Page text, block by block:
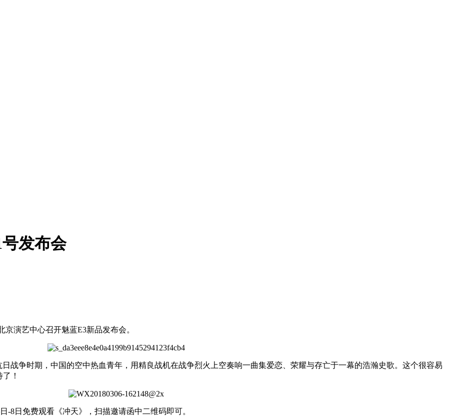
发布会
演艺中心召开魅蓝E3新品发布会。
战争时期，中国的空中热血青年，用精良战机在战争烈火上空奏响一曲集爱恋、荣耀与存亡于一幕的浩瀚史歌。这个很容易
！
-8日免费观看《冲天》，扫描邀请函中二维码即可。